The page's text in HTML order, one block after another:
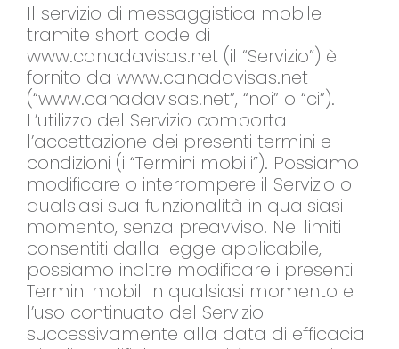
Il servizio di messaggistica mobile
tramite short code di
www.canadavisas.net (il “Servizio”) è
fornito da www.canadavisas.net
(“www.canadavisas.net”, “noi” o “ci”).
L’utilizzo del Servizio comporta
l’accettazione dei presenti termini e
condizioni (i “Termini mobili”). Possiamo
modificare o interrompere il Servizio o
qualsiasi sua funzionalità in qualsiasi
momento, senza preavviso. Nei limiti
consentiti dalla legge applicabile,
possiamo inoltre modificare i presenti
Termini mobili in qualsiasi momento e
l’uso continuato del Servizio
successivamente alla data di efficacia